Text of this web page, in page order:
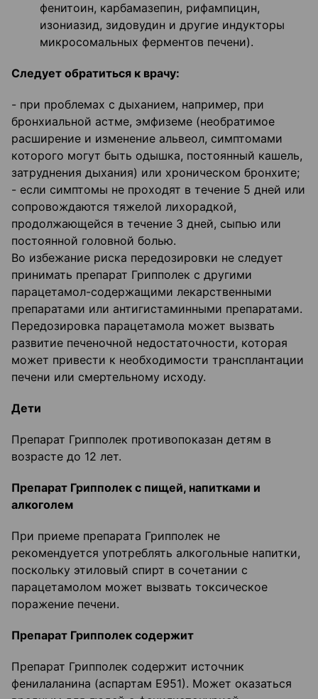
фенитоин, карбамазепин, рифампицин,
изониазид, зидовудин и другие индукторы
микросомальных ферментов печени).
Следует обратиться к врачу:
- при проблемах с дыханием, например, при
бронхиальной астме, эмфиземе (необратимое
расширение и изменение альвеол, симптомами
которого могут быть одышка, постоянный кашель,
затруднения дыхания) или хроническом бронхите;
- если симптомы не проходят в течение 5 дней или
сопровождаются тяжелой лихорадкой,
продолжающейся в течение 3 дней, сыпью или
постоянной головной болью.
Во избежание риска передозировки не следует
принимать препарат Грипполек с другими
парацетамол-содержащими лекарственными
препаратами или антигистаминными препаратами.
Передозировка парацетамола может вызвать
развитие печеночной недостаточности, которая
может привести к необходимости трансплантации
печени или смертельному исходу.
Дети
Препарат Грипполек противопоказан детям в
возрасте до 12 лет.
Препарат Грипполек с пищей, напитками и
алкоголем
При приеме препарата Грипполек не
рекомендуется употреблять алкогольные напитки,
поскольку этиловый спирт в сочетании с
парацетамолом может вызвать токсическое
поражение печени.
Препарат Грипполек содержит
Препарат Грипполек содержит источник
фенилаланина (аспартам Е951). Может оказаться